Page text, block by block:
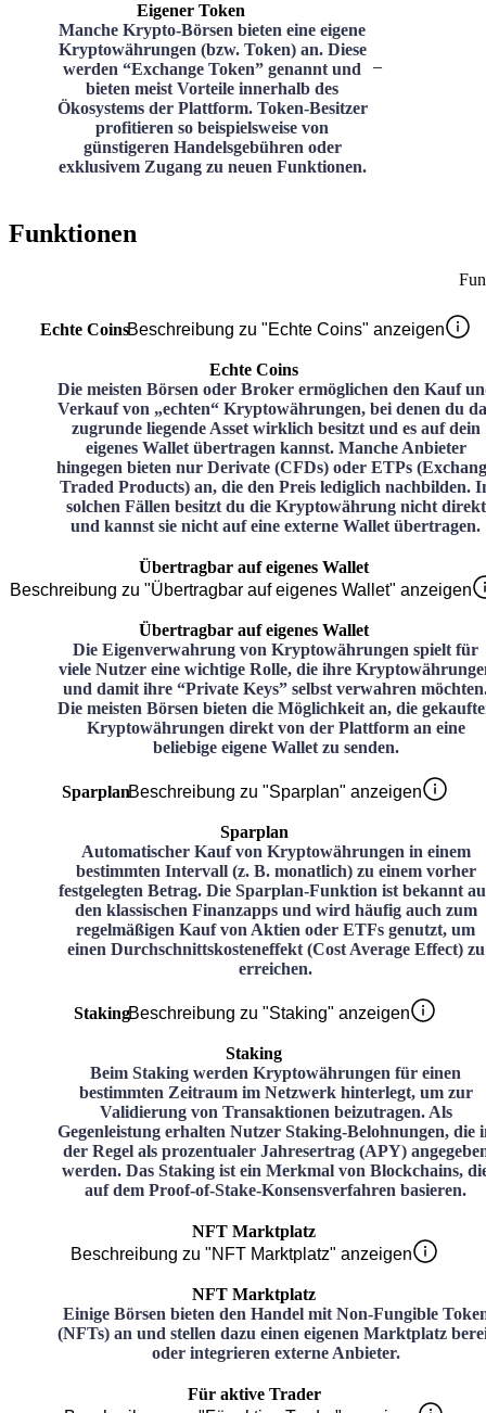
Eigener Token
Manche Krypto-Börsen bieten eine eigene
Kryptowährungen (bzw. Token) an. Diese
werden “Exchange Token” genannt und
bieten meist Vorteile innerhalb des
Ökosystems der Plattform. Token-Besitzer
profitieren so beispielsweise von
günstigeren Handelsgebühren oder
exklusivem Zugang zu neuen Funktionen.
–
Funktionen
Echte CoinsBeschreibung zu "Echte Coins" anzeigen
Echte Coins
Die meisten Börsen oder Broker ermöglichen den Kauf
Verkauf von „echten“ Kryptowährungen, bei denen du
zugrunde liegende Asset wirklich besitzt und es auf dein
eigenes Wallet übertragen kannst. Manche Anbieter
hingegen bieten nur Derivate (CFDs) oder ETPs
Traded Products) an, die den Preis lediglich nachbilden.
solchen Fällen besitzt du die Kryptowährung nicht direkt
und kannst sie nicht auf eine externe Wallet übertragen.
Übertragbar auf eigenes Wallet
Beschreibung zu "Übertragbar auf eigenes Wallet" anzeigen
Übertragbar auf eigenes Wallet
Die Eigenverwahrung von Kryptowährungen spielt für
viele Nutzer eine wichtige Rolle, die ihre
und damit ihre “Private Keys” selbst verwahren
Die meisten Börsen bieten die Möglichkeit an, die
Kryptowährungen direkt von der Plattform an eine
beliebige eigene Wallet zu senden.
SparplanBeschreibung zu "Sparplan" anzeigen
Sparplan
Automatischer Kauf von Kryptowährungen in einem
bestimmten Intervall (z. B. monatlich) zu einem vorher
festgelegten Betrag. Die Sparplan-Funktion ist bekannt
den klassischen Finanzapps und wird häufig auch zum
regelmäßigen Kauf von Aktien oder ETFs genutzt, um
einen Durchschnittskosteneffekt (Cost Average Effect) zu
erreichen.
StakingBeschreibung zu "Staking" anzeigen
Staking
Beim Staking werden Kryptowährungen für einen
bestimmten Zeitraum im Netzwerk hinterlegt, um zur
Validierung von Transaktionen beizutragen. Als
Gegenleistung erhalten Nutzer Staking-Belohnungen, die
der Regel als prozentualer Jahresertrag (APY)
werden. Das Staking ist ein Merkmal von Blockchains,
auf dem Proof-of-Stake-Konsensverfahren basieren.
NFT Marktplatz
Beschreibung zu "NFT Marktplatz" anzeigen
NFT Marktplatz
Einige Börsen bieten den Handel mit Non-Fungible
(NFTs) an und stellen dazu einen eigenen Marktplatz
oder integrieren externe Anbieter.
Für aktive Trader